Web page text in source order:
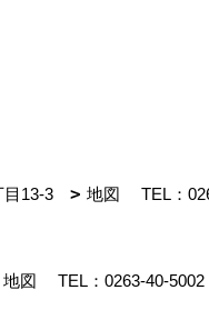
目13-3 地図 TEL：
地図 TEL： 0263-40-5002